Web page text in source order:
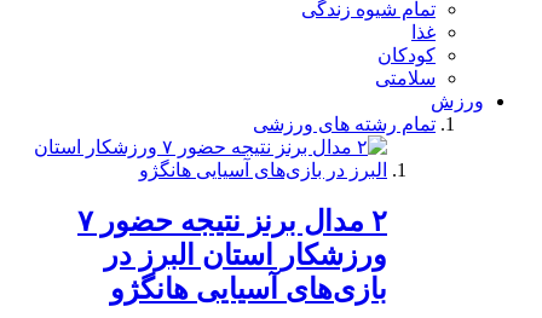
تمام شیوه زندگی
غذا
کودکان
سلامتی
ورزش
تمام رشته های ورزشی
۲ مدال برنز نتیجه حضور ۷
ورزشکار استان البرز در
بازی‌های آسیایی هانگژو